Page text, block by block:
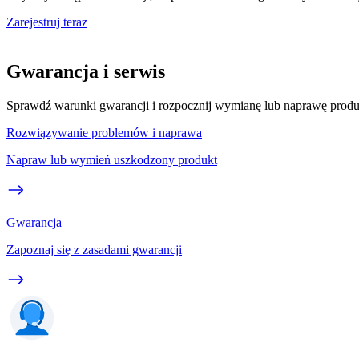
Zarejestruj teraz
Gwarancja i serwis
Sprawdź warunki gwarancji i rozpocznij wymianę lub naprawę
Rozwiązywanie problemów i naprawa
Napraw lub wymień uszkodzony produkt
Gwarancja
Zapoznaj się z zasadami gwarancji